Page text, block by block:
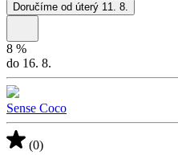
Doručíme od úterý 11. 8.
8 %
do 16. 8.
Sense Coco
(0)